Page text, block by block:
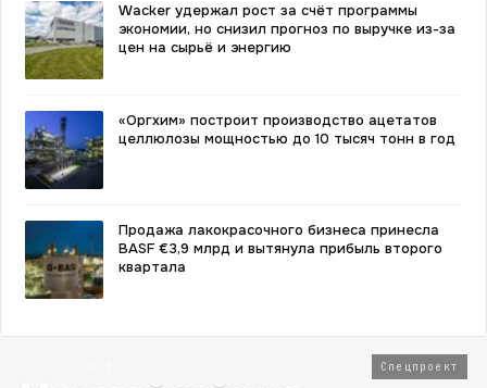
Wacker удержал рост за счёт программы
экономии, но снизил прогноз по выручке из-за
цен на сырьё и энергию
«Оргхим» построит производство ацетатов
целлюлозы мощностью до 10 тысяч тонн в год
Продажа лакокрасочного бизнеса принесла
BASF €3,9 млрд и вытянула прибыль второго
квартала
Спецпроект